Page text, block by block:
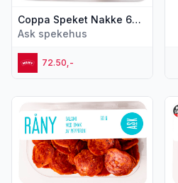
Coppa Speket Nakke 60g Ask
Ask spekehus
72.50,-
Vis flere detaljer for produktet